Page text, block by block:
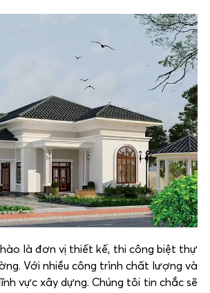
là đơn vị thiết kế, thi công biệt thự
Với nhiều công trình chất lượng và
vực xây dựng. Chúng tôi tin chắc sẽ